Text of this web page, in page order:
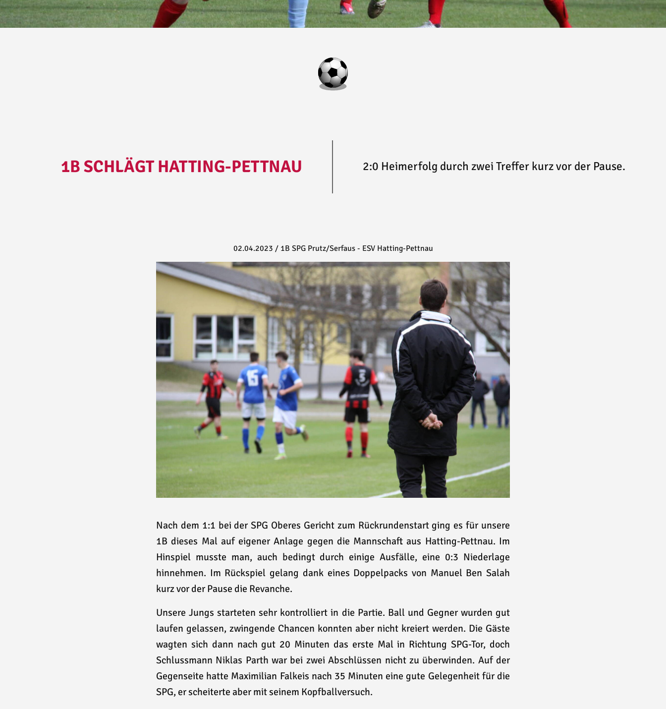
1B SCHLÄGT HATTING-PETTNAU 2:0 Heimerfolg durch zwei Treffer kurz vor der Pause.
02.04.2023 / 1B SPG Prutz/Serfaus - ESV Hatting-Pettnau
Nach dem 1:1 bei der SPG Oberes Gericht zum Rückrundenstart ging es für unsere
1B dieses Mal auf eigener Anlage gegen die Mannschaft aus Hatting-Pettnau. Im
Hinspiel musste man, auch bedingt durch einige Ausfälle, eine 0:3 Niederlage
hinnehmen. Im Rückspiel gelang dank eines Doppelpacks von Manuel Ben Salah
kurz vor der Pause die Revanche.
Unsere Jungs starteten sehr kontrolliert in die Partie. Ball und Gegner wurden gut
laufen gelassen, zwingende Chancen konnten aber nicht kreiert werden. Die Gäste
wagten sich dann nach gut 20 Minuten das erste Mal in Richtung SPG-Tor, doch
Schlussmann Niklas Parth war bei zwei Abschlüssen nicht zu überwinden. Auf der
Gegenseite hatte Maximilian Falkeis nach 35 Minuten eine gute Gelegenheit für die
SPG, er scheiterte aber mit seinem Kopfballversuch.